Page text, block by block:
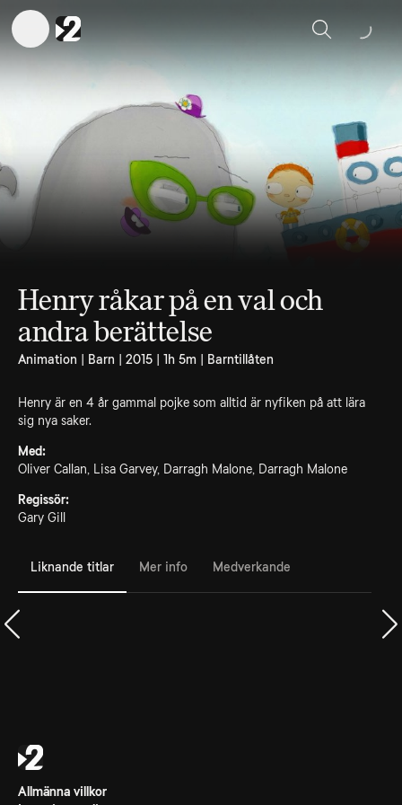
Sök
Henry råkar på en val och
andra berättelse
Animation | Barn | 2015 | 1h 5m | Barntillåten
Henry är en 4 år gammal pojke som alltid är nyfiken på att lära
sig nya saker.
Med:
Oliver Callan, Lisa Garvey, Darragh Malone, Darragh Malone
Regissör:
Gary Gill
Liknande titlar Mer info Medverkande
Allmänna villkor